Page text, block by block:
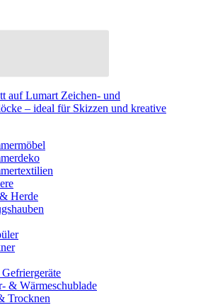
auf Lumart Zeichen- und
– ideal für Skizzen und kreative
Herde
& Wärmeschublade
Trocknen